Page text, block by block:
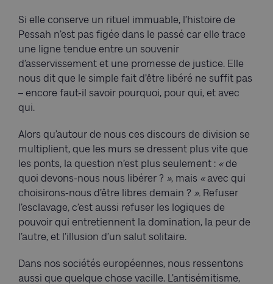
Si elle conserve un rituel immuable, l’histoire de
Pessah n’est pas figée dans le passé car elle trace
une ligne tendue entre un souvenir
d’asservissement et une promesse de justice. Elle
nous dit que le simple fait d’être libéré ne suffit pas
– encore faut-il savoir pourquoi, pour qui, et avec
qui.
Alors qu’autour de nous ces discours de division se
multiplient, que les murs se dressent plus vite que
les ponts, la question n’est plus seulement : «de
quoi devons-nous nous libérer ? », mais « avec qui
choisirons-nous d’être libres demain ? ». Refuser
l’esclavage, c’est aussi refuser les logiques de
pouvoir qui entretiennent la domination, la peur de
l’autre, et l’illusion d’un salut solitaire.
Dans nos sociétés européennes, nous ressentons
aussi que quelque chose vacille. L’antisémitisme,